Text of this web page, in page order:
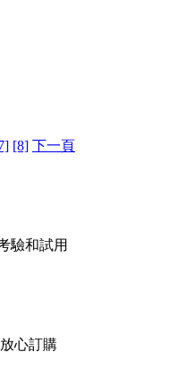
[8] 下一頁
驗和試用
心訂購